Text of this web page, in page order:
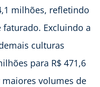
milhões, refletindo
Excluindo a
culturas
para R$ 471,6
volumes de